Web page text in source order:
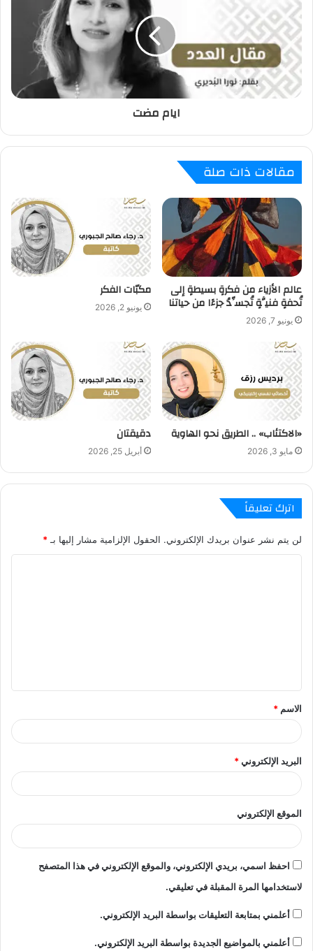
ايام مضت
مقالات ذات صلة
عالم الأزياء من فكرةٍ بسيطةٍ إلى
تُحفةٍ فنيَّةٍ تُجسِّدُ جزءًا من حياتنا
يونيو 7, 2026
مكبّات الفكر
يونيو 2, 2026
«الاكتئاب» .. الطريق نحو الهاوية
مايو 3, 2026
دقيقتان
أبريل 25, 2026
اترك تعليقاً
لن يتم نشر عنوان بريدك الإلكتروني. الحقول الإلزامية مشار إليها بـ *
ق
*
الاسم *
البريد الإلكتروني*
الموقع الإلكتروني
احفظ اسمي، بريدي الإلكتروني، والموقع الإلكتروني في هذا المتصفح
لاستخدامها المرة المقبلة في تعليقي.
أعلمني بمتابعة التعليقات بواسطة البريد الإلكتروني.
أعلمني بالمواضيع الجديدة بواسطة البريد الإلكتروني.